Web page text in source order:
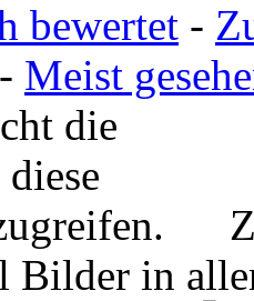
bewertet -
- Meist
Bilder in